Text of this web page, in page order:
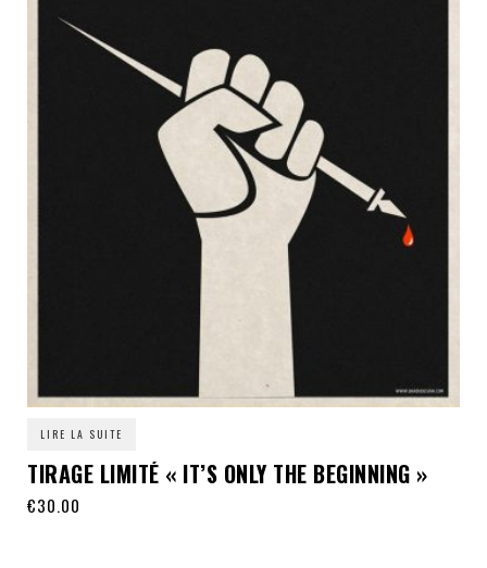
LIRE LA SUITE
TIRAGE LIMITÉ « IT’S ONLY THE BEGINNING »
€30.00